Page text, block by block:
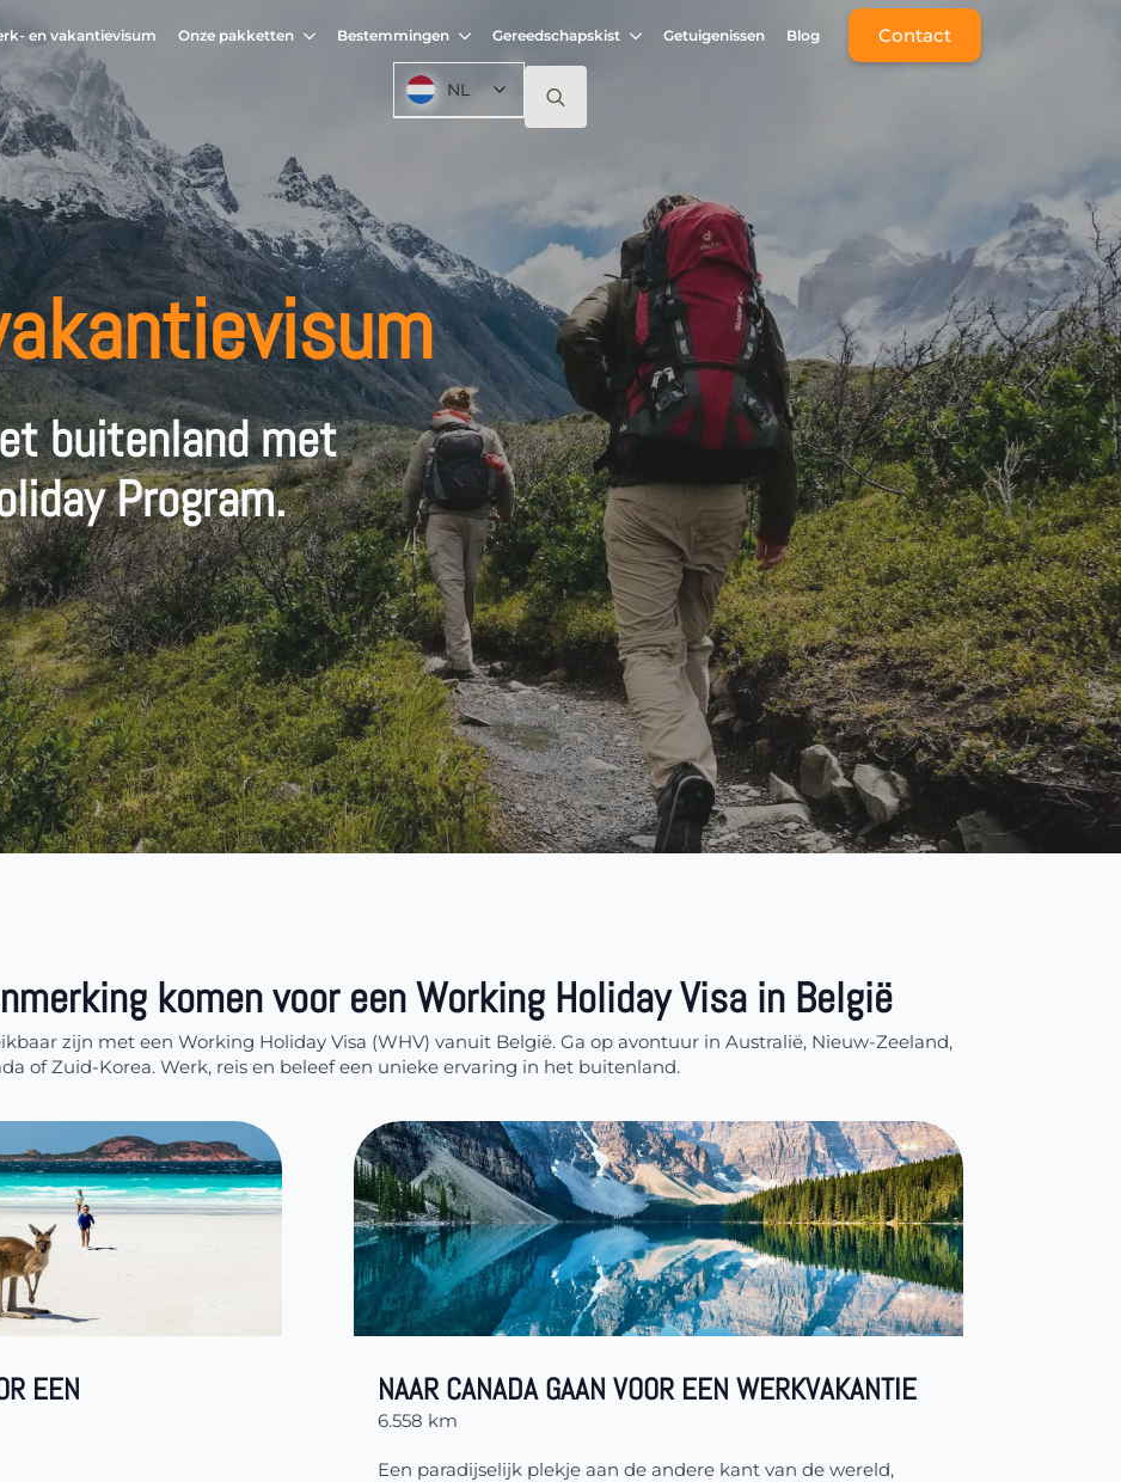
en vakantievisum Onze pakketten Bestemmingen Gereedschapskist Getuigenissen Blog Contact
NL
buitenland met
Program.
komen voor een Working Holiday Visa in België
zijn met een Working Holiday Visa (WHV) vanuit België. Ga op avontuur in Australië, Nieuw-Zeeland,
of Zuid-Korea. Werk, reis en beleef een unieke ervaring in het buitenland.
EEN
NAAR CANADA GAAN VOOR EEN WERKVAKANTIE
6.558 km
Een paradijselijk plekje aan de andere kant van de wereld,